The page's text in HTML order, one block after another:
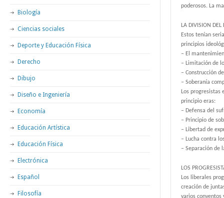
poderosos. La
LA DIVISION DEL
Estos tenían
principios
– El
– Limitación de
– Construcción
– Soberanía
Los progresistas
principio eras:
– Defensa del
– Principio de
– Libertad de
– Lucha contra
– Separación de
LOS
Los liberales
creación de
varios conventos
Biología
Ciencias sociales
Deporte y Educación Física
Derecho
Dibujo
Diseño e Ingeniería
Economía
Educación Artística
Educación Física
Electrónica
Español
Filosofía